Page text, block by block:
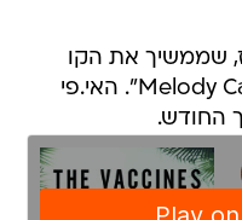
שממשיך את הקו
המעט שונה שהוצג עם "Melody Calling". האי.פי
החודש.